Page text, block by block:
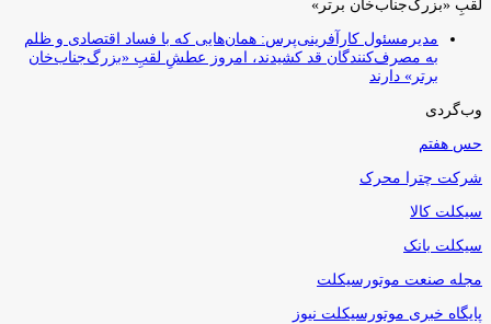
لقبِ «بزرگ‌جناب‌خان برتر»
مدیرمسئول کارآفرینی‌پرس: همان‌هایی که با فساد اقتصادی و ظلم
به مصرف‌کنندگان قد کشیدند، امروز عطشِ لقبِ «بزرگ‌جناب‌خان
برتر» دارند
وب‌گردی
حس هفتم
شرکت چترا محرک
سیکلت کالا
سیکلت بانک
مجله صنعت موتورسیکلت
پایگاه خبری موتورسیکلت نیوز